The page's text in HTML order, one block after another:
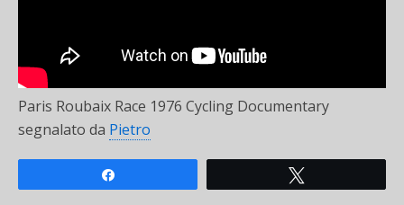
Paris Roubaix Race 1976 Cycling Documentary
segnalato da Pietro